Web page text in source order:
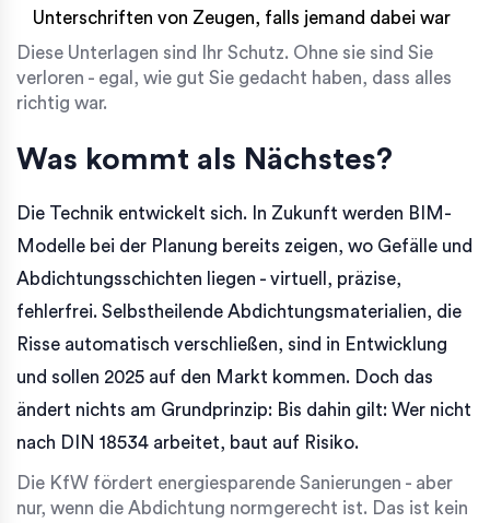
Unterschriften von Zeugen, falls jemand dabei war
Diese Unterlagen sind Ihr Schutz. Ohne sie sind Sie
verloren - egal, wie gut Sie gedacht haben, dass alles
richtig war.
Was kommt als Nächstes?
Die Technik entwickelt sich. In Zukunft werden BIM-
Modelle bei der Planung bereits zeigen, wo Gefälle und
Abdichtungsschichten liegen - virtuell, präzise,
fehlerfrei. Selbstheilende Abdichtungsmaterialien, die
Risse automatisch verschließen, sind in Entwicklung
und sollen 2025 auf den Markt kommen. Doch das
ändert nichts am Grundprinzip: Bis dahin gilt: Wer nicht
nach DIN 18534 arbeitet, baut auf Risiko.
Die KfW fördert energiesparende Sanierungen - aber
nur, wenn die Abdichtung normgerecht ist. Das ist kein